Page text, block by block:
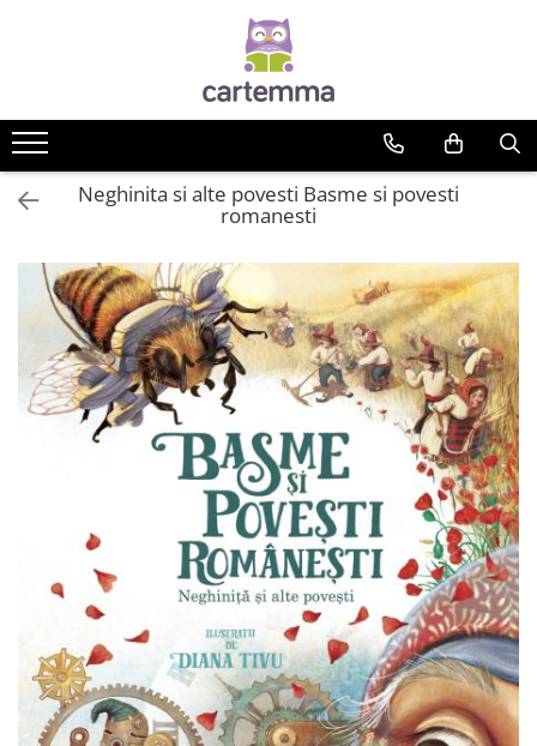
Tematică
Craciun
Activități
Atlase si enciclopedii
Carte de bucate
Călătorie
Educație
Educație financiară
Hobby si craft
Inteligenta emotionala
Reviste
Știință si natură
Vârstă
0-2 ani
10+ ani
Neghinita si alte povesti Basme si povesti
romanesti